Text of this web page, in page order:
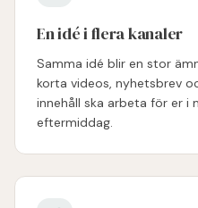
En idé i flera kanaler
Samma idé blir en stor
korta videos, nyhetsbrev
innehåll ska arbeta för er i
eftermiddag.